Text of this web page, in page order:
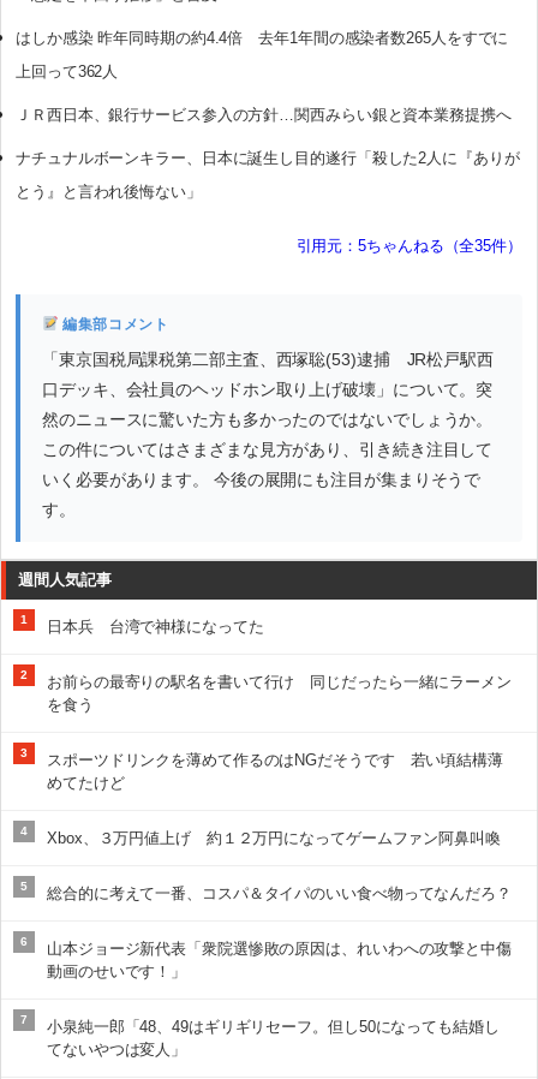
はしか感染 昨年同時期の約4.4倍 去年1年間の感染者数265人をすでに
上回って362人
ＪＲ西日本、銀行サービス参入の方針…関西みらい銀と資本業務提携へ
ナチュナルボーンキラー、日本に誕生し目的遂行「殺した2人に『ありが
とう』と言われ後悔ない」
引用元：5ちゃんねる（全35件）
編集部コメント
「東京国税局課税第二部主査、西塚聡(53)逮捕 JR松戸駅西
口デッキ、会社員のヘッドホン取り上げ破壊」について。突
然のニュースに驚いた方も多かったのではないでしょうか。
この件についてはさまざまな見方があり、引き続き注目して
いく必要があります。 今後の展開にも注目が集まりそうで
す。
週間人気記事
1 日本兵 台湾で神様になってた
2
お前らの最寄りの駅名を書いて行け 同じだったら一緒にラーメン
を食う
3
スポーツドリンクを薄めて作るのはNGだそうです 若い頃結構薄
めてたけど
4 Xbox、３万円値上げ 約１２万円になってゲームファン阿鼻叫喚
5 総合的に考えて一番、コスパ＆タイパのいい食べ物ってなんだろ？
6
山本ジョージ新代表「衆院選惨敗の原因は、れいわへの攻撃と中傷
動画のせいです！」
7
小泉純一郎「48、49はギリギリセーフ。但し50になっても結婚し
てないやつは変人」